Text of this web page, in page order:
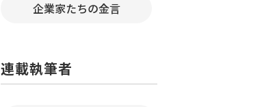
企業家たちの金言
連載執筆者